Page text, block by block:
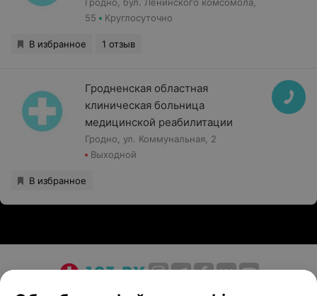
55
Круглосуточно
В избранное 1 отзыв
Гродненская областная
клиническая больница
медицинской реабилитации
Гродно, ул. Коммунальная, 2
Выходной
В избранное